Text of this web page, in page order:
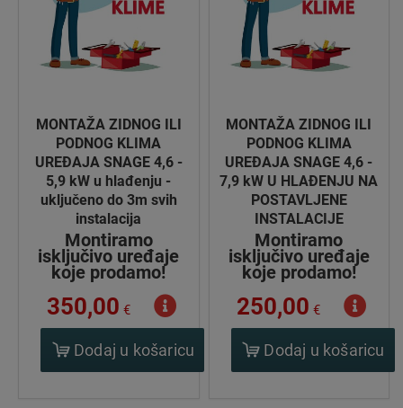
MONTAŽA ZIDNOG ILI
PODNOG KLIMA
UREĐAJA SNAGE 4,6 -
5,9 kW u hlađenju -
uključeno do 3m svih
instalacija
Montiramo
isključivo uređaje
koje prodamo!
350,00 €
Dodaj u košaricu
MONTAŽA ZIDNOG ILI
PODNOG KLIMA
UREĐAJA SNAGE 4,6 -
7,9 kW U HLAĐENJU NA
POSTAVLJENE
INSTALACIJE
Montiramo
isključivo uređaje
koje prodamo!
250,00 €
Dodaj u košaricu